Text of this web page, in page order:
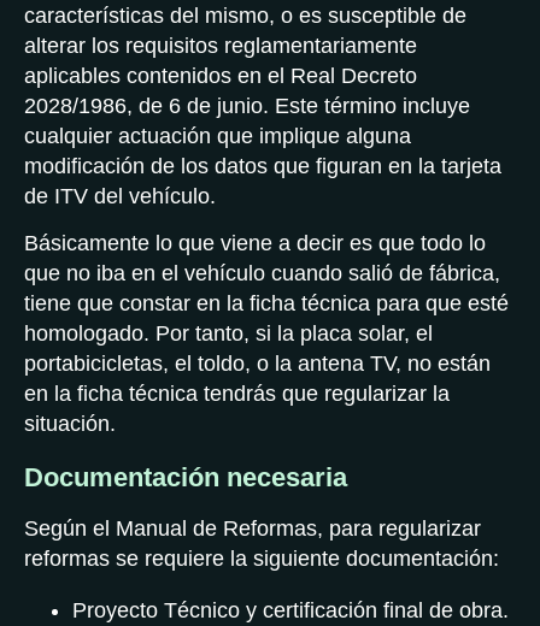
características del mismo, o es susceptible de
alterar los requisitos reglamentariamente
aplicables contenidos en el Real Decreto
2028/1986, de 6 de junio. Este término incluye
cualquier actuación que implique alguna
modificación de los datos que figuran en la tarjeta
de ITV del vehículo.
Básicamente lo que viene a decir es que todo lo
que no iba en el vehículo cuando salió de fábrica,
tiene que constar en la ficha técnica para que esté
homologado. Por tanto, si la placa solar, el
portabicicletas, el toldo, o la antena TV, no están
en la ficha técnica tendrás que regularizar la
situación.
Documentación necesaria
Según el Manual de Reformas, para regularizar
reformas se requiere la siguiente documentación:
Proyecto Técnico y certificación final de obra.